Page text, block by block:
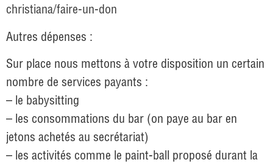
christiana/faire-un-don
Autres dépenses :
Sur place nous mettons à votre disposition un certain
nombre de services payants :
– le babysitting
– les consommations du bar (on paye au bar en
jetons achetés au secrétariat)
– les activités comme le paint-ball proposé durant la